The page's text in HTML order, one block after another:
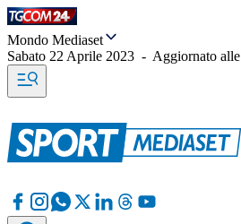
Mondo Mediaset
Sabato 22 Aprile 2023 - Aggiornato alle